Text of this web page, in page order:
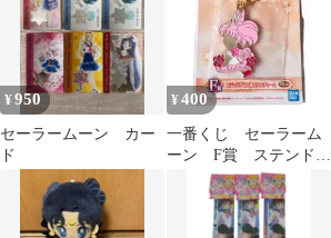
¥950
セーラームーン カー
ド
¥ 400
一番くじ セーラーム
ーン F賞 ステンドグ
ラス風メタルチャー
ム ちびムーン